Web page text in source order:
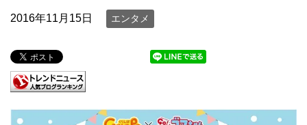
2016年11月15日 エンタメ